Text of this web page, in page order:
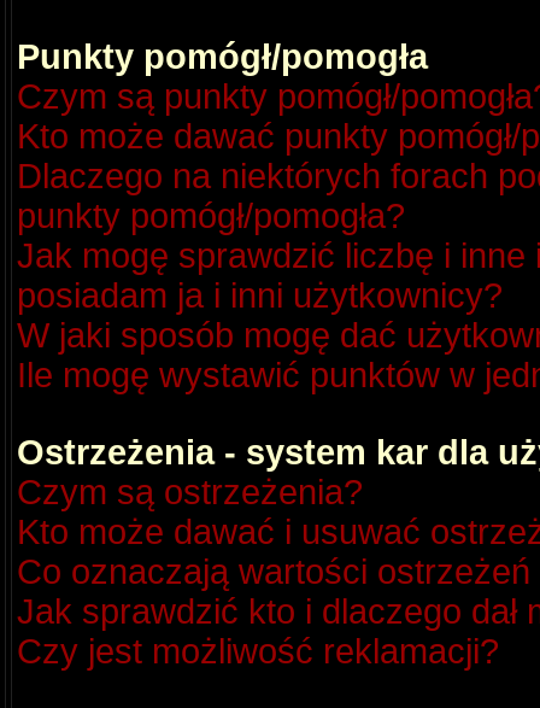
Punkty pomógł/pomogła
Czym są punkty pomógł/
Kto może dawać punkty pomógł/
Dlaczego na niektórych forach
punkty pomógł/pomogła?
Jak mogę sprawdzić liczbę i
posiadam ja i inni użytkownicy?
W jaki sposób mogę dać
Ile mogę wystawić punktów w
Ostrzeżenia - system kar dla
Czym są ostrzeżenia?
Kto może dawać i usuwać
Co oznaczają wartości
Jak sprawdzić kto i dlaczego dał
Czy jest możliwość reklamacji?